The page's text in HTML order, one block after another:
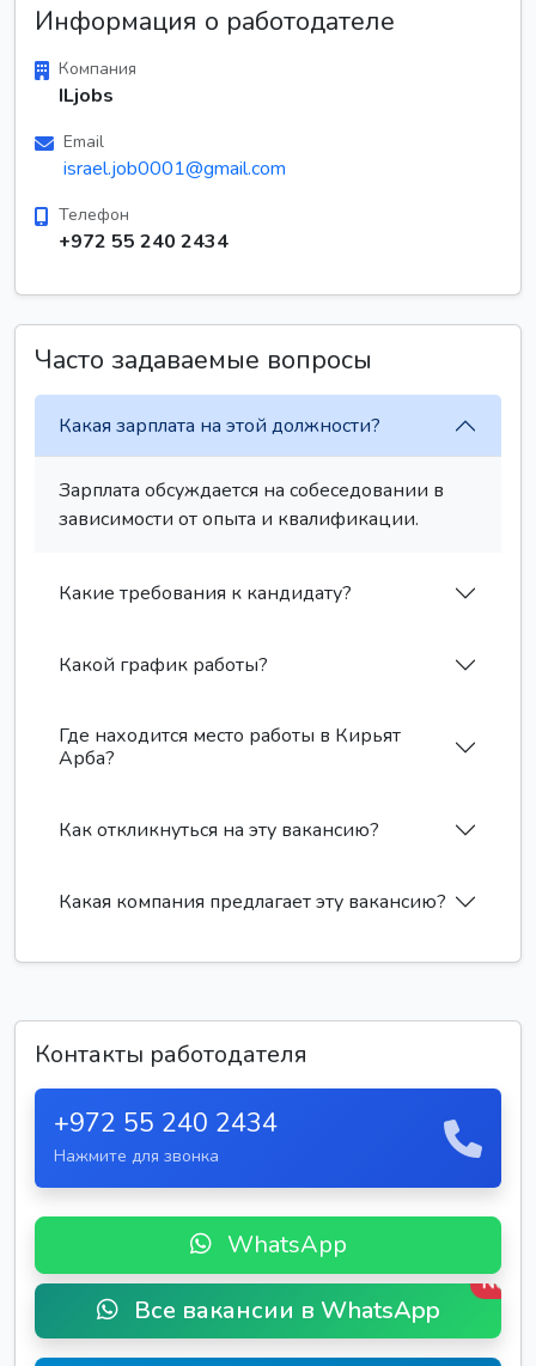
Информация о работодателе
Компания
ILjobs
Email
israel.job0001@gmail.com
Телефон
+972 55 240 2434
Часто задаваемые вопросы
Какая зарплата на этой должности?
Зарплата обсуждается на собеседовании в
зависимости от опыта и квалификации.
Какие требования к кандидату?
Какой график работы?
Где находится место работы в Кирьят
Арба?
Как откликнуться на эту вакансию?
Какая компания предлагает эту вакансию?
Контакты работодателя
+972 55 240 2434
Нажмите для звонка
WhatsApp
Все вакансии в WhatsApp
New